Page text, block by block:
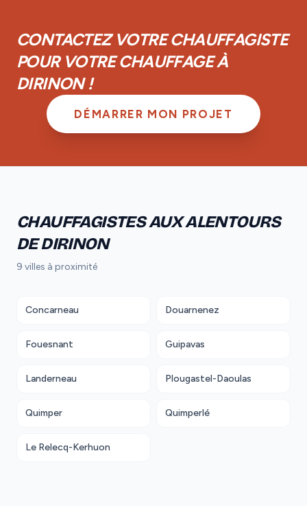
CONTACTEZ VOTRE CHAUFFAGISTE
POUR VOTRE CHAUFFAGE À
DIRINON !
DÉMARRER MON PROJET
CHAUFFAGISTES AUX ALENTOURS
DE DIRINON
9 villes à proximité
Concarneau Douarnenez
Fouesnant Guipavas
Landerneau Plougastel-Daoulas
Quimper Quimperlé
Le Relecq-Kerhuon